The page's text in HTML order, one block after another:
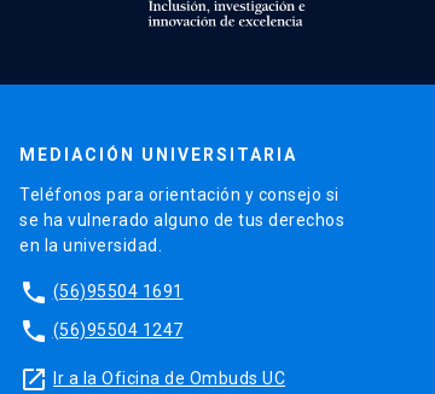
MEDIACIÓN UNIVERSITARIA
Teléfonos para orientación y consejo si
se ha vulnerado alguno de tus derechos
en la universidad.
phone (56)95504 1691
phone (56)95504 1247
launch Ir a la Oficina de Ombuds UC